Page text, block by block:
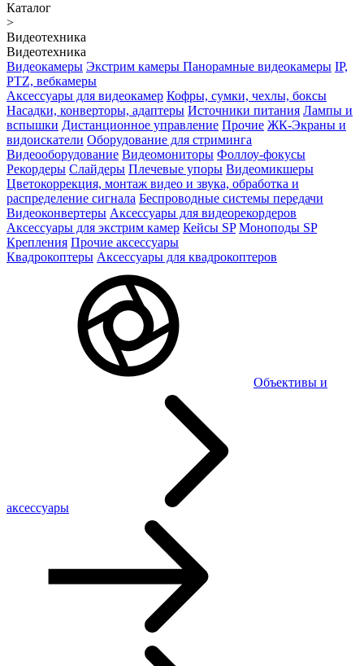
Каталог
>
Видеотехника
Видеотехника
Видеокамеры Экстрим камеры Панорамные видеокамеры IP,
PTZ, вебкамеры
Аксессуары для видеокамер Кофры, сумки, чехлы, боксы
Насадки, конверторы, адаптеры Источники питания Лампы и
вспышки Дистанционное управление Прочие ЖК-Экраны и
видоискатели Оборудование для стриминга
Видеооборудование Видеомониторы Фоллоу-фокусы
Рекордеры Слайдеры Плечевые упоры Видеомикшеры
Цветокоррекция, монтаж видео и звука, обработка и
распределение сигнала Беспроводные системы передачи
Видеоконвертеры Аксессуары для видеорекордеров
Аксессуары для экстрим камер Кейсы SP Моноподы SP
Крепления Прочие аксессуары
Квадрокоптеры Аксессуары для квадрокоптеров
Объективы и
аксессуары